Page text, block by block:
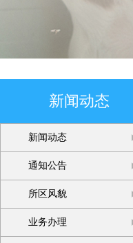
新闻动态
新闻动态
通知公告
所区风貌
业务办理